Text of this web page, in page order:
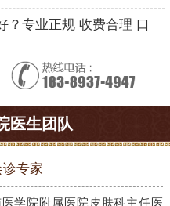
？专业正规 收费合理 口
医生团队
诊专家
医学院附属医院皮肤科主任医